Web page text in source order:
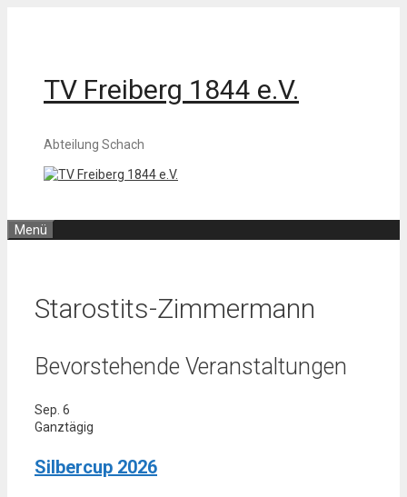
TV Freiberg 1844 e.V.
Abteilung Schach
Menü
Starostits-Zimmermann
Bevorstehende Veranstaltungen
Sep. 6
Ganztägig
Silbercup 2026